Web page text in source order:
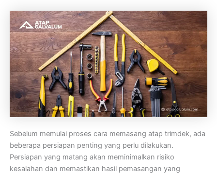
Sebelum memulai proses cara memasang atap trimdek, ada
beberapa persiapan penting yang perlu dilakukan.
Persiapan yang matang akan meminimalkan risiko
kesalahan dan memastikan hasil pemasangan yang